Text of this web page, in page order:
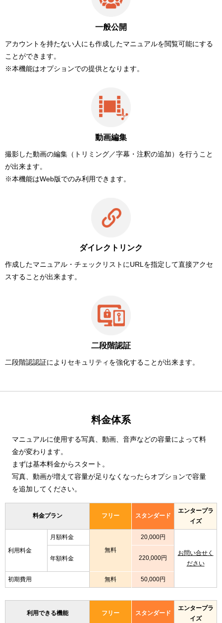
一般公開
アカウントを持たない人にも作成したマニュアルを閲覧可能にする
ことができます。
※本機能はオプションでの提供となります。
動画編集
撮影した動画の編集（トリミング／字幕・注釈の追加）を行うこと
が出来ます。
※本機能はWeb版でのみ利用できます。
ダイレクトリンク
作成したマニュアル・チェックリストにURLを指定して直接アクセ
スすることが出来ます。
二段階認証
二段階認認証によりセキュリティを強化することが出来ます。
料金体系
マニュアルに使用する写真、動画、音声などの容量によって料
金が変わります。
まずは基本料金からスタート。
写真、動画が増えて容量が足りなくなったらオプションで容量
を追加してください。
料金プラン フリー スタンダード
エンタープラ
イズ
利用料金
月額料金
無料
20,000円
年額料金 220,000円
お問い合せく
ださい
初期費用 無料 50,000円
利用できる機能 フリー スタンダード
エンタープラ
イズ